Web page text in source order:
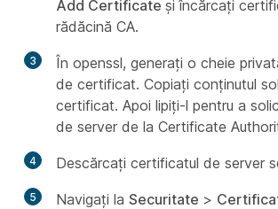
Add Certificate și încărcați
rădăcină CA.
3
În openssl, generați o cheie
de certificat. Copiați conținutul
certificat. Apoi lipiți-l pentru a
de server de la Certificate
4 Descărcați certificatul de server
5 Navigați la Securitate >